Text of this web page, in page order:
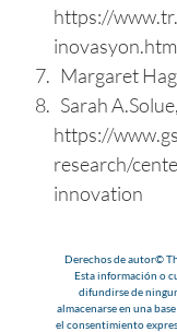
https://
Margaret
Sarah
https://
research/
innovation
Derechos de autor©
Esta información o
difundirse de
almacenarse en una
el consentimiento